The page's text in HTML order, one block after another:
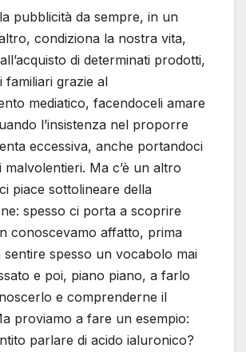
pubblicità da sempre, in un
condiziona la nostra vita,
di determinati prodotti,
familiari grazie al
mediatico, facendoceli amare
l’insistenza nel proporre
eccessiva, anche portandoci
Ma c’è un altro
piace sottolineare della
spesso ci porta a scoprire
conoscevamo affatto, prima
sentire spesso un vocabolo mai
e poi, piano piano, a farlo
e comprenderne il
proviamo a fare un esempio:
parlare di acido ialuronico?